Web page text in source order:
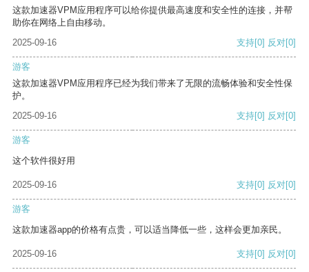
这款加速器VPM应用程序可以给你提供最高速度和安全性的连接，并帮
助你在网络上自由移动。
2025-09-16
支持[0] 反对[0]
游客
这款加速器VPM应用程序已经为我们带来了无限的流畅体验和安全性保
护。
2025-09-16
支持[0] 反对[0]
游客
这个软件很好用
2025-09-16 支持[0] 反对[0]
游客
这款加速器app的价格有点贵，可以适当降低一些，这样会更加亲民。
2025-09-16 支持[0] 反对[0]